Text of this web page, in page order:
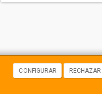
CONFIGURAR RECHAZAR